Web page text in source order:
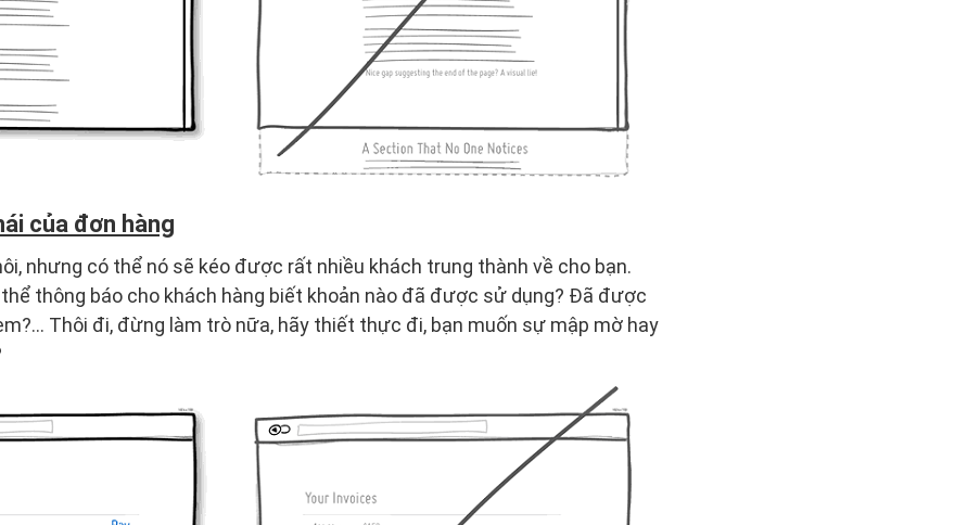
của đơn hàng
nhưng có thể nó sẽ kéo được rất nhiều khách trung thành về cho bạn.
thông báo cho khách hàng biết khoản nào đã được sử dụng? Đã được
Thôi đi, đừng làm trò nữa, hãy thiết thực đi, bạn muốn sự mập mờ hay